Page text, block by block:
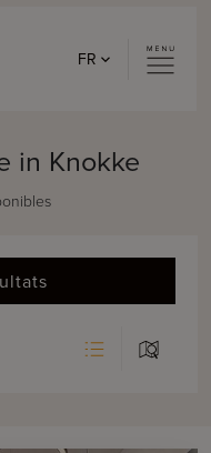
FR
in Knokke